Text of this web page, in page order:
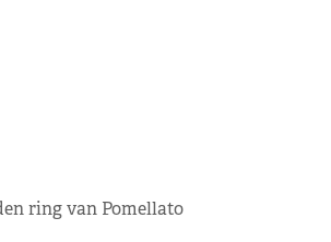
ring van Pomellato